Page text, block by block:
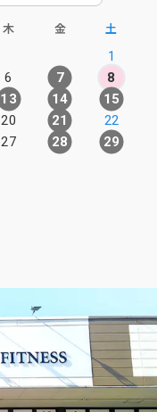
木 金 土
1
6 7
8
13 14
15
20 21
22
27 28
29